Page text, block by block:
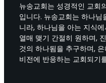
뉴송교회는 성경적인 교회
입니다. 뉴송교회는 하나
니라, 하나님을 아는 지식
열매 맺기 간절히 원하며,
것의 하나됨을 추구하며,
비전에 반응하는 교회되기